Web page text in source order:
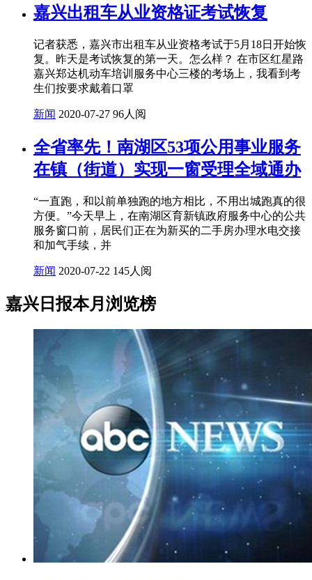
嘉兴出租车从业资格证考试恢复
记者获悉，嘉兴市出租车从业资格考试于5月18日开始恢
复。昨天是考试恢复的第一天。怎么样？ 在市区红星路
嘉兴郑达机动车培训服务中心三楼的考场上，我看到考
生们按要求戴着口罩
新闻 2020-07-27 96人阅
全省率先！南湖区53项公用事业服务
在镇（街道）实现一窗受理全域通办
“一直跑，和以前单独跑的地方相比，不用出城跑真的很
方便。”今天早上，在南湖区育新镇政府服务中心的公共
服务窗口前，居民们正在为新买的二手房办理水电交接
和加气手续，并
新闻 2020-07-22 145人阅
嘉兴日报本月浏览榜